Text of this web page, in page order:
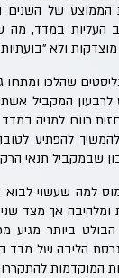
הממוצע של
כמעט לבדן את רוב
ולא
שהלכו
להמשיך להפתיע
שבמקביל תנאי
אך מצד
ביותר מגיע